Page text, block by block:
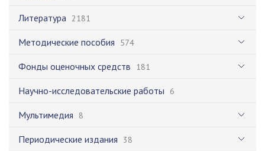
Литература 2181
Методические пособия 574
Фонды оценочных средств 181
Научно-исследовательские работы 6
Мультимедия 8
Периодические издания 38